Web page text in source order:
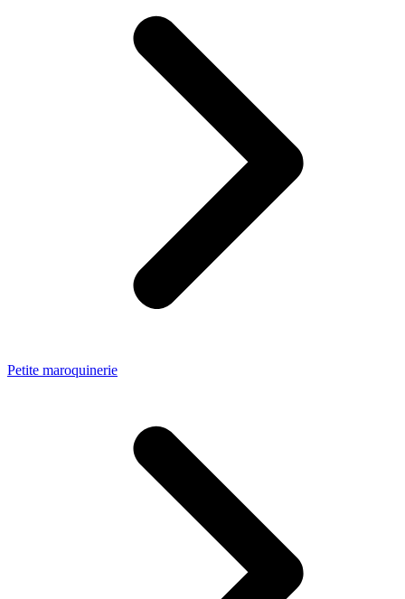
Petite maroquinerie